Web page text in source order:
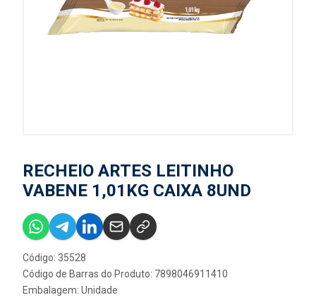
RECHEIO ARTES LEITINHO
VABENE 1,01KG CAIXA 8UND
Código: 35528
Código de Barras do Produto: 7898046911410
Embalagem: Unidade